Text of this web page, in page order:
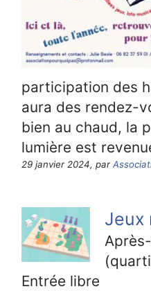
participation des
aura des rendez-
bien au chaud, la
lumière est
29 janvier 2024, par
Jeux
Entrée libre